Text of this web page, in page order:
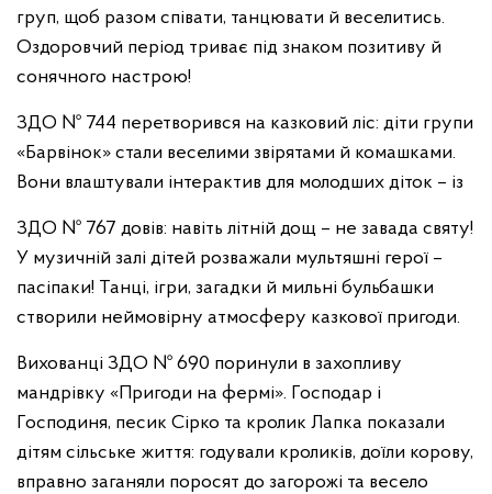
груп, щоб разом співати, танцювати й веселитись.
Оздоровчий період триває під знаком позитиву й
сонячного настрою!
ЗДО № 744 перетворився на казковий ліс: діти групи
«Барвінок» стали веселими звірятами й комашками.
Вони влаштували інтерактив для молодших діток – із
ЗДО № 767 довів: навіть літній дощ – не завада святу!
У музичній залі дітей розважали мультяшні герої –
пасіпаки! Танці, ігри, загадки й мильні бульбашки
створили неймовірну атмосферу казкової пригоди.
Вихованці ЗДО № 690 поринули в захопливу
мандрівку «Пригоди на фермі». Господар і
Господиня, песик Сірко та кролик Лапка показали
дітям сільське життя: годували кроликів, доїли корову,
вправно заганяли поросят до загорожі та весело